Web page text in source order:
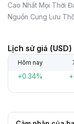
Cao Nhất Mọi Thời
Nguồn Cung Lưu
Lịch sử giá (USD)
Hôm nay
+0.34%